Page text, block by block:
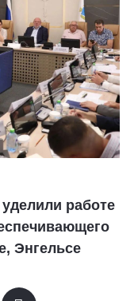
работе
Энгельсе